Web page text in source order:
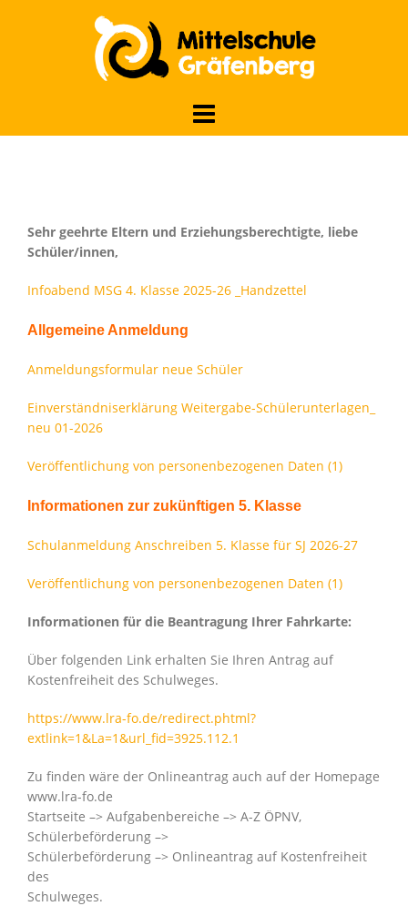
Sehr geehrte Eltern und Erziehungsberechtigte, liebe
Schüler/innen,
Infoabend MSG 4. Klasse 2025-26 _Handzettel
Allgemeine Anmeldung
Anmeldungsformular neue Schüler
Einverständniserklärung Weitergabe-Schülerunterlagen_
neu 01-2026
Veröffentlichung von personenbezogenen Daten (1)
Informationen zur zukünftigen 5. Klasse
Schulanmeldung Anschreiben 5. Klasse für SJ 2026-27
Veröffentlichung von personenbezogenen Daten (1)
Informationen für die Beantragung Ihrer Fahrkarte:
Über folgenden Link erhalten Sie Ihren Antrag auf
Kostenfreiheit des Schulweges.
https://www.lra-fo.de/redirect.phtml?
extlink=1&La=1&url_fid=3925.112.1
Zu finden wäre der Onlineantrag auch auf der Homepage
www.lra-fo.de
Startseite –> Aufgabenbereiche –> A-Z ÖPNV,
Schülerbeförderung –>
Schülerbeförderung –> Onlineantrag auf Kostenfreiheit
des
Schulweges.